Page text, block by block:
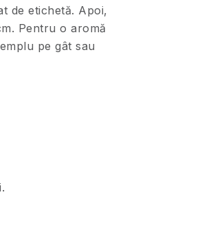
de etichetă. Apoi,
Pentru o aromă
pe gât sau